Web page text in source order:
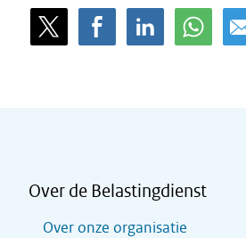
Over de Belastingdienst
Over onze organisatie